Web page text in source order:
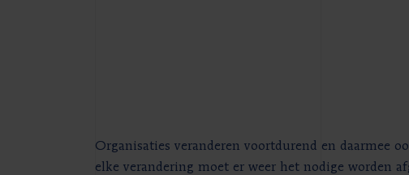
Organisaties veranderen voortdurend en daarmee
elke verandering moet er weer het nodige worden